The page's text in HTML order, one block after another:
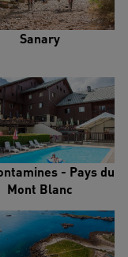
Sanary
- Pays du
Mont Blanc